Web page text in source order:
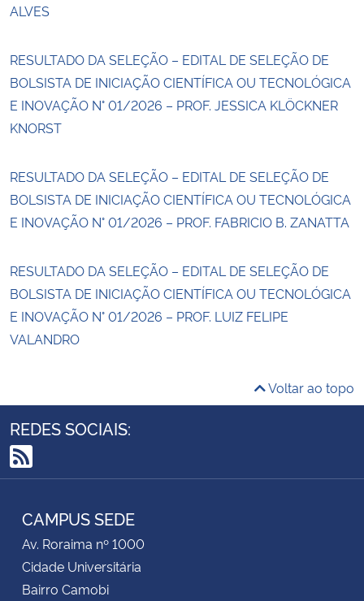
ALVES
RESULTADO DA SELEÇÃO – EDITAL DE SELEÇÃO DE
BOLSISTA DE INICIAÇÃO CIENTÍFICA OU TECNOLÓGICA
E INOVAÇÃO N° 01/2026 – PROF. JESSICA KLÖCKNER
KNORST
RESULTADO DA SELEÇÃO – EDITAL DE SELEÇÃO DE
BOLSISTA DE INICIAÇÃO CIENTÍFICA OU TECNOLÓGICA
E INOVAÇÃO N° 01/2026 – PROF. FABRICIO B. ZANATTA
RESULTADO DA SELEÇÃO – EDITAL DE SELEÇÃO DE
BOLSISTA DE INICIAÇÃO CIENTÍFICA OU TECNOLÓGICA
E INOVAÇÃO N° 01/2026 – PROF. LUIZ FELIPE
VALANDRO
Voltar ao topo
REDES SOCIAIS:
RSS
CAMPUS SEDE
Av. Roraima nº 1000
Cidade Universitária
Bairro Camobi